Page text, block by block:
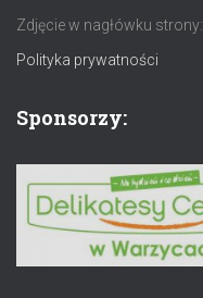
Zdjęcie w nagłówku strony:
Polityka prywatności
Sponsorzy: